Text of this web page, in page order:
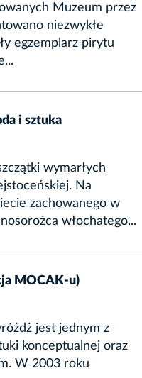
Muzeum przez
niezwykłe
egzemplarz pirytu
i sztuka
wymarłych
Na
zachowanego w
włochatego...
MOCAK-u)
jest jednym z
konceptualnej oraz
W 2003 roku